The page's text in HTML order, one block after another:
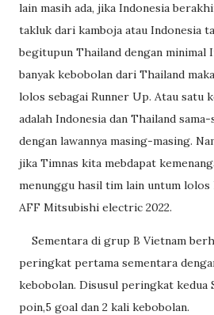
lain masih ada, jika Indonesia
takluk dari kamboja atau Indonesia
begitupun Thailand dengan minimal
banyak kebobolan dari Thailand
lolos sebagai Runner Up. Atau satu
adalah Indonesia dan Thailand
dengan lawannya masing-masing.
jika Timnas kita mebdapat
menunggu hasil tim lain untum lolos
AFF Mitsubishi electric 2022.
Sementara di grup B Vietnam
peringkat pertama sementara
kebobolan. Disusul peringkat kedua
poin,5 goal dan 2 kali kebobolan.